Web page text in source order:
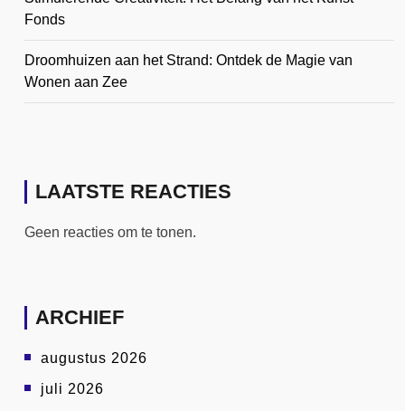
Fonds
Droomhuizen aan het Strand: Ontdek de Magie van
Wonen aan Zee
LAATSTE REACTIES
Geen reacties om te tonen.
ARCHIEF
augustus 2026
juli 2026